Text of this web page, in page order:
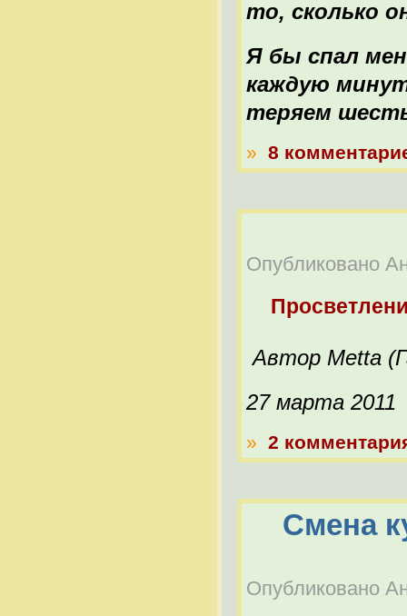
то, сколько
Я бы спал
каждую
теряем
» 8
Опубликовано
Автор Metta
27 марта 2011
» 2
Смена
Опубликовано